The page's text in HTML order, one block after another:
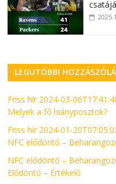
LEGUTÓBBI
Friss hír 2024-03-
Melyek a fő hiányposztok?
Friss hír 2024-01-
NFC elődöntő –
NFC elődöntő –
Elődöntő – Értékelő